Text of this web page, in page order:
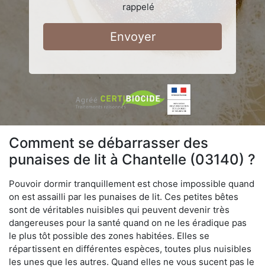
rappelé
Envoyer
Comment se débarrasser des
punaises de lit à Chantelle (03140) ?
Pouvoir dormir tranquillement est chose impossible quand
on est assailli par les punaises de lit. Ces petites bêtes
sont de véritables nuisibles qui peuvent devenir très
dangereuses pour la santé quand on ne les éradique pas
le plus tôt possible des zones habitées. Elles se
répartissent en différentes espèces, toutes plus nuisibles
les unes que les autres. Quand elles ne vous sucent pas le